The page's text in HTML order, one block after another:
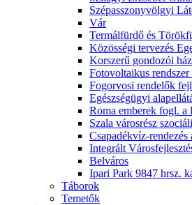
Szépasszonyvölgyi
Vár
Termálfürdő és
Közösségi tervezés
Korszerű gondozói
Fotovoltaikus rendszer
Fogorvosi rendelők
Egészségügyi
Roma emberek fogl. a
Szala városrész
Csapadékvíz-
Integrált
Belváros
Ipari Park 9847 hrsz.
Táborok
Temetők